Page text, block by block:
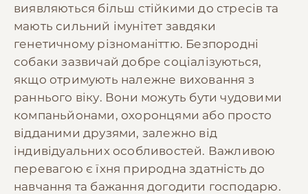
виявляються більш стійкими до стресів та
мають сильний імунітет завдяки
генетичному різноманіттю. Безпородні
собаки зазвичай добре соціалізуються,
якщо отримують належне виховання з
раннього віку. Вони можуть бути чудовими
компаньйонами, охоронцями або просто
відданими друзями, залежно від
індивідуальних особливостей. Важливою
перевагою є їхня природна здатність до
навчання та бажання догодити господарю.